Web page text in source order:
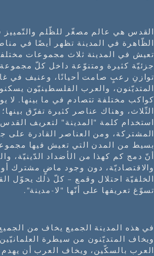
القدس هي عالم مصغّر للظّلم والتّمييز
الظّاهرة في المدينة تظهر أيضًا في
تعيش في المدينة ثلاث مجموعات
جزئيّة كثيرة ومتنوّعة داخل كلّ
توازنِ رعبٍ صامت أحيانًا، وعنيف في
المتديّنون، والعرب الفلسطينيّون
كواكب مختلفة تتصادم في ما بينها.
الثّلاث، وهناك عناصر كثيرة تفرّق
استخدام كلمة "المدينة" لتعريف
المشتركة، ومن العناصر القادرة على
بسيط من المدن التي تعيش فيها
أنّ دمج كم كهذا من الأضداد الدّينيّة،
والاقتصاديّة، دون وجود ماضٍ مشترك
الخلفيّة احتلال وقمع – كلّ ذلك يحوّل
تسوّغ تعريفها على أنّها "لا-مدينة".
في هذه المدينة الجميع يخاف من
ويخاف المتديّنون من سيطرة
العرب بالسكّين، ويخاف العرب أن يهدم